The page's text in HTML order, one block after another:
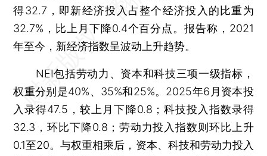
得32.7，即新经济投入占整个经济投入的比重为
32.7%，比上月下降0.4个百分点。报告称，2021
年至今，新经济指数呈波动上升趋势。
NEI包括劳动力、资本和科技三项一级指标，
权重分别是40%、35%和25%。2025年6月资本投
入录得47.5，较上月下降0.8；科技投入指数录得
32.3，环比下降0.8；劳动力投入指数则环比上升
0.1至20。与权重相乘后，资本、科技和劳动力投入